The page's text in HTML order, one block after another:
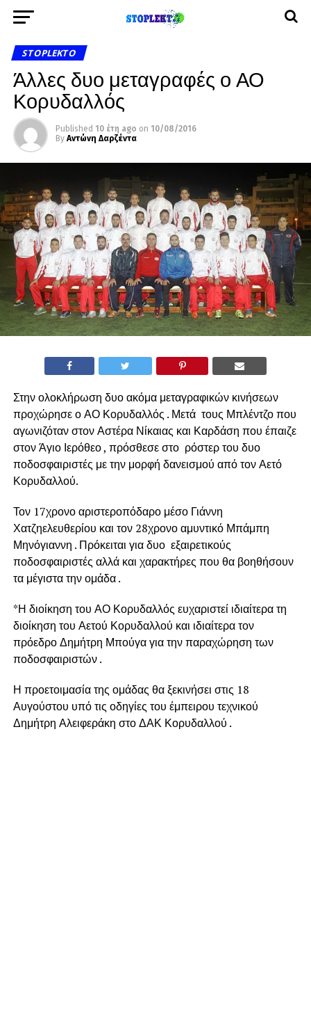
STOPLEKTO
Άλλες δυο μεταγραφές ο ΑΟ
Κορυδαλλός
Published 10 έτη ago on 10/08/2016
By Αντώνη Δαρζέντα
Στην ολοκλήρωση δυο ακόμα μεταγραφικών κινήσεων
προχώρησε ο ΑΟ Κορυδαλλός . Μετά τους Μπλέντζο που
αγωνιζόταν στον Αστέρα Νίκαιας και Καρδάση που έπαιζε
στον Άγιο Ιερόθεο , πρόσθεσε στο ρόστερ του δυο
ποδοσφαιριστές με την μορφή δανεισμού από τον Αετό
Κορυδαλλού.
Τον 17χρονο αριστεροπόδαρο μέσο Γιάννη
Χατζηελευθερίου και τον 28χρονο αμυντικό Μπάμπη
Μηνόγιαννη . Πρόκειται για δυο εξαιρετικούς
ποδοσφαιριστές αλλά και χαρακτήρες που θα βοηθήσουν
τα μέγιστα την ομάδα .
*Η διοίκηση του ΑΟ Κορυδαλλός ευχαριστεί ιδιαίτερα τη
διοίκηση του Αετού Κορυδαλλού και ιδιαίτερα τον
πρόεδρο Δημήτρη Μπούγα για την παραχώρηση των
ποδοσφαιριστών .
Η προετοιμασία της ομάδας θα ξεκινήσει στις 18
Αυγούστου υπό τις οδηγίες του έμπειρου τεχνικού
Δημήτρη Αλειφεράκη στο ΔΑΚ Κορυδαλλού .